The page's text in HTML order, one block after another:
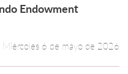
Leer más +
Endowment
Miércoles 6 de mayo de 2026